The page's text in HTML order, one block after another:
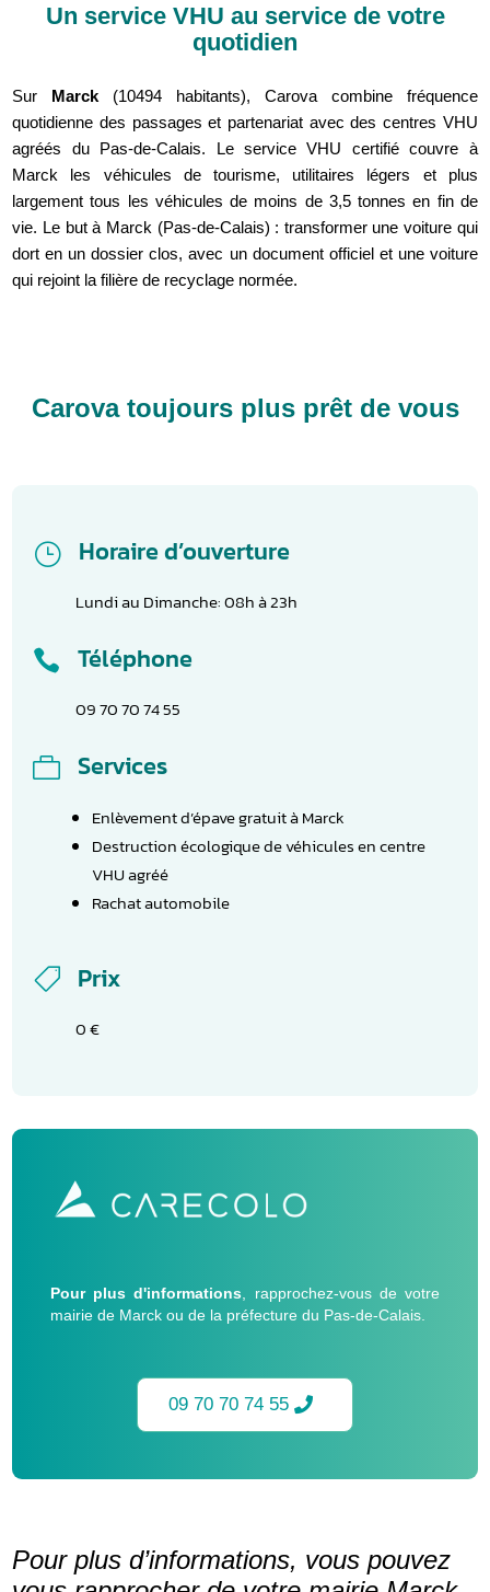
Un service VHU au service de votre
quotidien
Sur Marck (10494 habitants), Carova combine fréquence
quotidienne des passages et partenariat avec des centres VHU
agréés du Pas-de-Calais. Le service VHU certifié couvre à
Marck les véhicules de tourisme, utilitaires légers et plus
largement tous les véhicules de moins de 3,5 tonnes en fin de
vie. Le but à Marck (Pas-de-Calais) : transformer une voiture qui
dort en un dossier clos, avec un document officiel et une voiture
qui rejoint la filière de recyclage normée.
Carova toujours plus prêt de vous
} Horaire d’ouverture
Lundi au Dimanche: 08h à 23h
 Téléphone
09 70 70 74 55
 Services
Enlèvement d’épave gratuit à Marck
Destruction écologique de véhicules en centre
VHU agréé
Rachat automobile
 Prix
0 €
Pour plus d'informations , rapprochez-vous de votre
mairie de Marck ou de la préfecture du Pas-de-Calais.
09 70 70 74 55
Pour plus d’informations, vous pouvez